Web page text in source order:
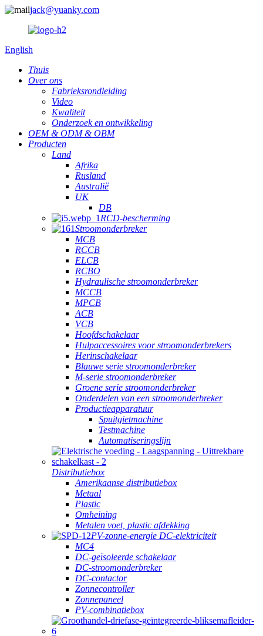
jack@yuanky.com
English
Thuis
Over ons
Fabrieksrondleiding
Video
Kwaliteit
Onderzoek en ontwikkeling
OEM & ODM & OBM
Producten
Land
Afrika
Rusland
Australië
UK
DB
RCD-bescherming
Stroomonderbreker
MCB
RCCB
ELCB
RCBO
Hydraulische stroomonderbreker
MCCB
MPCB
ACB
VCB
Hoofdschakelaar
Hulpaccessoires voor stroomonderbrekers
Herinschakelaar
Blauwe serie stroomonderbreker
M-serie stroomonderbreker
Groene serie stroomonderbreker
Onderdelen van een stroomonderbreker
Productieapparatuur
Spuitgietmachine
Testmachine
Automatiseringslijn
Distributiebox
Amerikaanse distributiebox
Metaal
Plastic
Omheining
Metalen voet, plastic afdekking
PV-zonne-energie DC-elektriciteit
MC4
DC-geïsoleerde schakelaar
DC-stroomonderbreker
DC-contactor
Zonnecontroller
Zonnepaneel
PV-combinatiebox